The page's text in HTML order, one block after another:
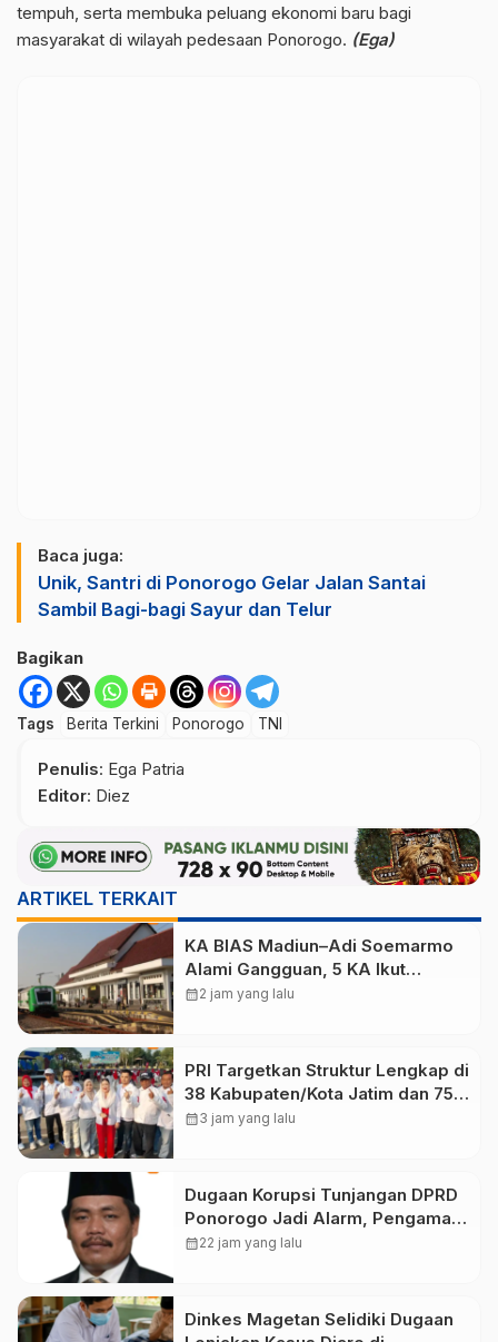
tempuh, serta membuka peluang ekonomi baru bagi
masyarakat di wilayah pedesaan Ponorogo. (Ega)
Baca juga:
Unik, Santri di Ponorogo Gelar Jalan Santai
Sambil Bagi-bagi Sayur dan Telur
Bagikan
Tags Berita Terkini Ponorogo TNI
Penulis: Ega Patria
Editor: Diez
ARTIKEL TERKAIT
KA BIAS Madiun–Adi Soemarmo
Alami Gangguan, 5 KA Ikut
Terdampak
calendar_month2 jam yang lalu
PRI Targetkan Struktur Lengkap di
38 Kabupaten/Kota Jatim dan 75
Kursi DPR RI pada Pemilu 2029
calendar_month3 jam yang lalu
Dugaan Korupsi Tunjangan DPRD
Ponorogo Jadi Alarm, Pengamat
Minta Magetan Perkuat Tata
calendar_month22 jam yang lalu
Dinkes Magetan Selidiki Dugaan